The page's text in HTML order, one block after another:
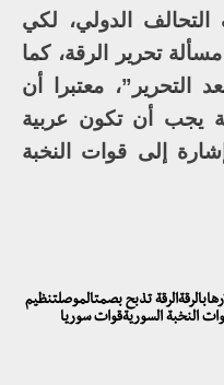
الدولي، لكي
تحرير الرقة، كما
معتبرا أن
يجب أن تكون عربية
إلى قوات النخبة
تذبح بصمتالموصلتنظيم
النخبة السوريةقوات سوريا